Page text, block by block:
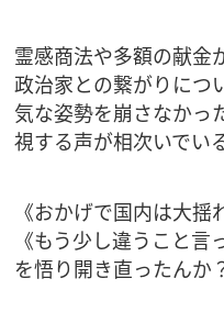
霊感商法や多額の献金
政治家との繋がりにつ
気な姿勢を崩さなかっ
視する声が相次いでい
《おかげで国内は大揺
《もう少し違うこと
を悟り開き直ったんか